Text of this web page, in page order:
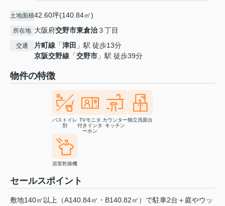
土地面積42.60坪(140.84㎡)
所在地 大阪府交野市東倉治３丁目
交通 片町線 「津田 」駅 徒歩13分
京阪交野線 「交野市 」駅 徒歩39分
物件の特徴
バストイレ
別
TVモニタ
付きインタ
ーホン
カウンター
キッチン
独立洗面台
浴室乾燥機
セールスポイント
敷地140㎡以上（A140.84㎡・B140.82㎡）で駐車2台＋庭やウッ